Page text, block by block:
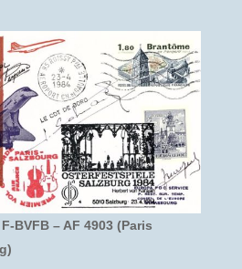
BVFB – AF 4903 (Paris